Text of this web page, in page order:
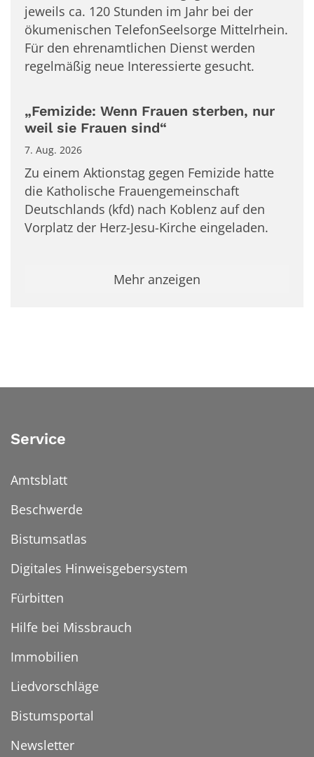
jeweils ca. 120 Stunden im Jahr bei der
ökumenischen TelefonSeelsorge Mittelrhein.
Für den ehrenamtlichen Dienst werden
regelmäßig neue Interessierte gesucht.
„Femizide: Wenn Frauen sterben, nur
weil sie Frauen sind“
7. Aug. 2026
Zu einem Aktionstag gegen Femizide hatte
die Katholische Frauengemeinschaft
Deutschlands (kfd) nach Koblenz auf den
Vorplatz der Herz-Jesu-Kirche eingeladen.
Mehr anzeigen
Service
Amtsblatt
Beschwerde
Bistumsatlas
Digitales Hinweisgebersystem
Fürbitten
Hilfe bei Missbrauch
Immobilien
Liedvorschläge
Bistumsportal
Newsletter